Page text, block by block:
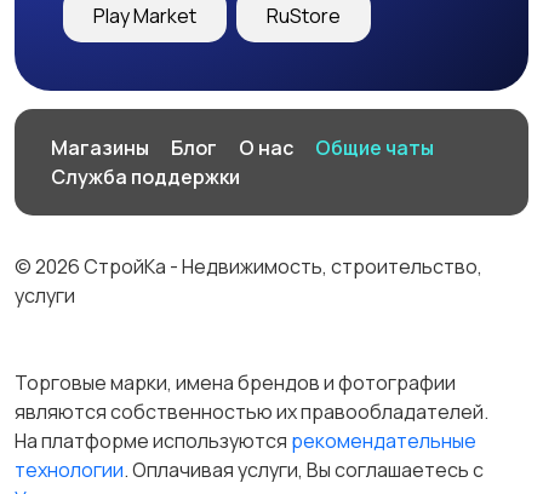
Play Market RuStore
Магазины Блог О нас
Общие чаты
Служба поддержки
© 2026 СтройКа - Недвижимость, строительство,
услуги
Торговые марки, имена брендов и фотографии
являются собственностью их правообладателей.
На платформе используются рекомендательные
технологии. Оплачивая услуги, Вы соглашаетесь c